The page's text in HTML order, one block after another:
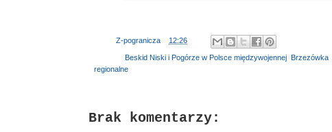
Z-pogranicza 12:26
Beskid Niski i Pogórze w Polsce międzywojennej Brzezówka
regionalne
Brak komentarzy: